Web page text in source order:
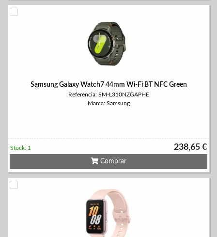
Samsung Galaxy Watch7 44mm Wi-Fi BT NFC Green
Referencia: SM-L310NZGAPHE
Marca: Samsung
238,65 €
Stock: 1
Comprar